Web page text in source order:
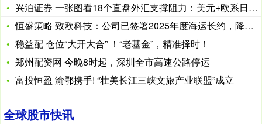
兴泊证券 一张图看18个直盘外汇支撑阻力：美元+欧系日系+商
恒盛策略 致欧科技：公司已签署2025年度海运长约，降低海运
稳益配 仓位“大开大合” ！“老基金”，精准择时！
郑州配资网 今晚8时起，深圳全市高速公路停运
富投恒盈 渝鄂携手! “壮美长江三峡文旅产业联盟”成立
全球股市快讯